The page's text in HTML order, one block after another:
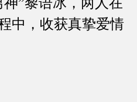
中，收获真挚爱情